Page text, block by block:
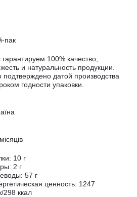
пак
100% качество,
и натуральность продукции.
подтверждено датой производства
годности упаковки.
10 г
2 г
57 г
ценность: 1247
298 ккал